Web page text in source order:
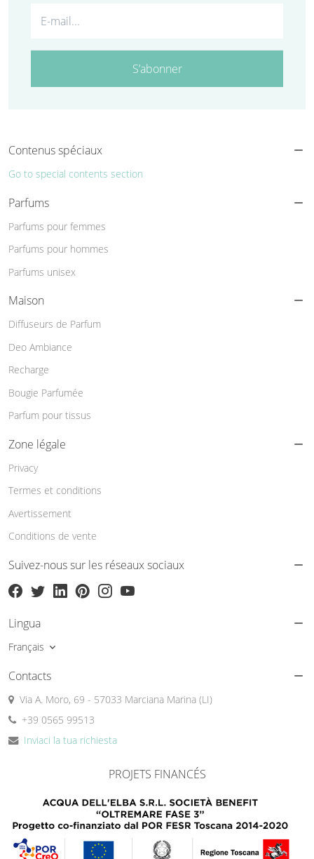
S’abonner
Contenus spéciaux
Go to special contents section
Parfums
Parfums pour femmes
Parfums pour hommes
Parfums unisex
Maison
Diffuseurs de Parfum
Deo Ambiance
Recharge
Bougie Parfumée
Parfum pour tissus
Zone légale
Privacy
Termes et conditions
Avertissement
Conditions de vente
Suivez-nous sur les réseaux sociaux
Lingua
Français
Contacts
Via A. Moro, 69 - 57033 Marciana Marina (LI)
+39 0565 99513
Inviaci la tua richiesta
PROJETS FINANCÉS